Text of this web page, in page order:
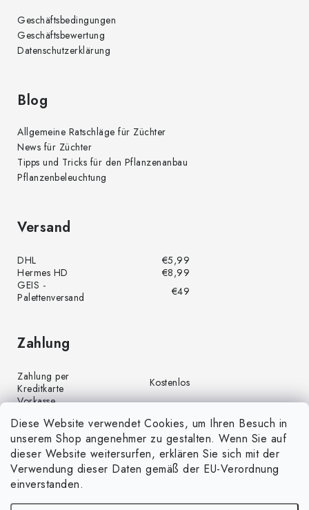
Diese Website verwendet Cookies, um Ihren Besuch in
unserem Shop angenehmer zu gestalten. Wenn Sie auf
dieser Website weitersurfen, erklären Sie sich mit der
Verwendung dieser Daten gemäß der EU-Verordnung
einverstanden.
Geschäftsbedingungen
Geschäftsbewertung
Datenschutzerklärung
Blog
Allgemeine Ratschläge für Züchter
News für Züchter
Tipps und Tricks für den Pflanzenanbau
Pflanzenbeleuchtung
Versand
DHL
€5,99
Hermes HD
€8,99
GEIS -
Palettenversand
€49
Zahlung
Zahlung per
Kreditkarte
Kostenlos
Vorkasse
Zahlung per PayPal
Kostenlos
Nachnahme
€4,00